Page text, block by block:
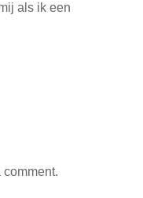
als ik een
comment.